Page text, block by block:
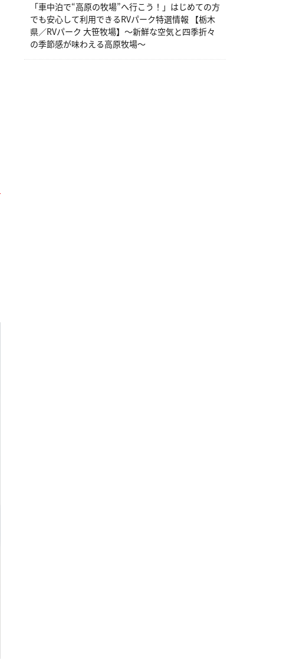
「車中泊で“高原の牧場”へ行こう！」はじめての方
でも安心して利用できるRVパーク特選情報 【栃木
県／RVパーク 大笹牧場】～新鮮な空気と四季折々
の季節感が味わえる高原牧場～